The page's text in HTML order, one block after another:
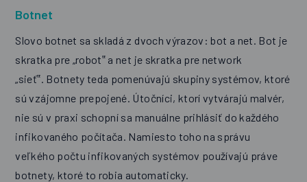
Botnet
Slovo botnet sa skladá z dvoch výrazov: bot a net. Bot je
skratka pre „robot‟ a net je skratka pre network
„sieť‟. Botnety teda pomenúvajú skupiny systémov, ktoré
sú vzájomne prepojené. Útočníci, ktorí vytvárajú malvér,
nie sú v praxi schopní sa manuálne prihlásiť do každého
infikovaného počítača. Namiesto toho na správu
veľkého počtu infikovaných systémov používajú práve
botnety, ktoré to robia automaticky.